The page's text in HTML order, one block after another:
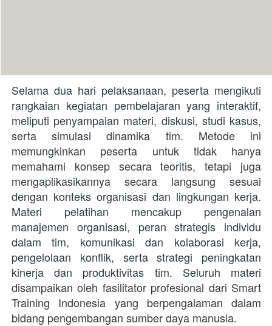
Selama dua hari pelaksanaan, peserta mengikuti
rangkaian kegiatan pembelajaran yang interaktif,
meliputi penyampaian materi, diskusi, studi kasus,
serta simulasi dinamika tim. Metode ini
memungkinkan peserta untuk tidak hanya
memahami konsep secara teoritis, tetapi juga
mengaplikasikannya secara langsung sesuai
dengan konteks organisasi dan lingkungan kerja.
Materi pelatihan mencakup pengenalan
manajemen organisasi, peran strategis individu
dalam tim, komunikasi dan kolaborasi kerja,
pengelolaan konflik, serta strategi peningkatan
kinerja dan produktivitas tim. Seluruh materi
disampaikan oleh fasilitator profesional dari Smart
Training Indonesia yang berpengalaman dalam
bidang pengembangan sumber daya manusia.